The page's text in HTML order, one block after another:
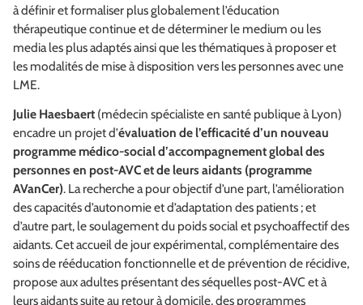
à définir et formaliser plus globalement l’éducation
thérapeutique continue et de déterminer le medium ou les
media les plus adaptés ainsi que les thématiques à proposer et
les modalités de mise à disposition vers les personnes avec une
LME.
Julie Haesbaert (médecin spécialiste en santé publique à Lyon)
encadre un projet d’évaluation de l’efficacité d’un nouveau
programme médico-social d’accompagnement global des
personnes en post-AVC et de leurs aidants (programme
AVanCer). La recherche a pour objectif d’une part, l’amélioration
des capacités d’autonomie et d’adaptation des patients ; et
d’autre part, le soulagement du poids social et psychoaffectif des
aidants. Cet accueil de jour expérimental, complémentaire des
soins de rééducation fonctionnelle et de prévention de récidive,
propose aux adultes présentant des séquelles post-AVC et à
leurs aidants suite au retour à domicile, des programmes